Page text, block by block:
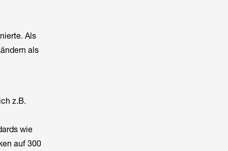
Als
als
z.B.
wie
auf 300